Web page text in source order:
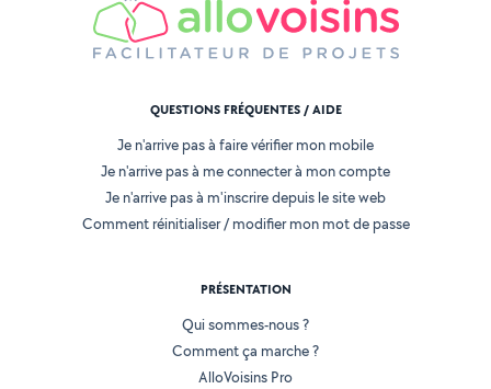
QUESTIONS FRÉQUENTES / AIDE
Je n'arrive pas à faire vérifier mon mobile
Je n'arrive pas à me connecter à mon compte
Je n'arrive pas à m'inscrire depuis le site web
Comment réinitialiser / modifier mon mot de passe
PRÉSENTATION
Qui sommes-nous ?
Comment ça marche ?
AlloVoisins Pro